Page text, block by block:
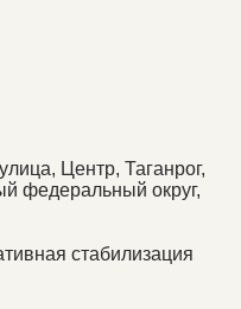
Центр, Таганрог,
федеральный округ,
стабилизация